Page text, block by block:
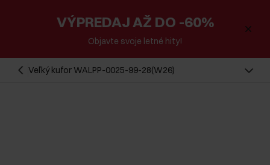
VÝPREDAJ AŽ DO -60%
Objavte svoje letné hity!
Veľký kufor WALPP-0025-99-28(W26)